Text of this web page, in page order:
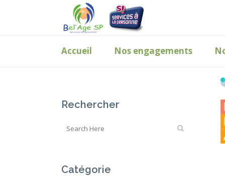
Accueil Nos engagements
Rechercher
Catégorie